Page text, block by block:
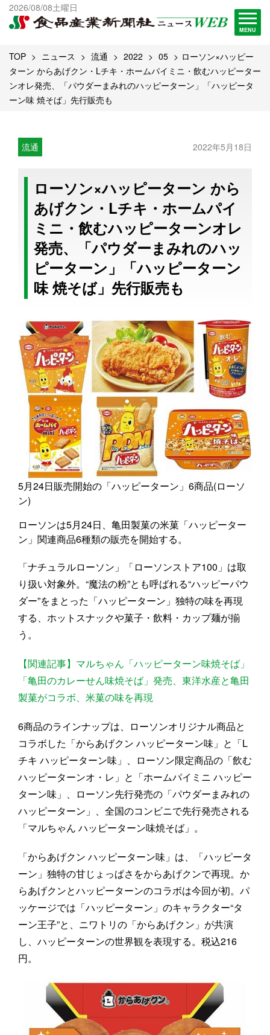
2026/08/08土曜日
MENU
出版物一覧へ
試読・購読申し込み
TOP ニュース 流通 2022 05
ローソン×ハッピー
ターン からあげクン・Lチキ・ホームパイミニ・飲むハッピーター
ンオレ発売、「パウダーまみれのハッピーターン」「ハッピータ
ーン味 焼そば」先行販売も
流通 2022年5月18日
ローソン×ハッピーターン から
あげクン・Lチキ・ホームパイ
ミニ・飲むハッピーターンオレ
発売、「パウダーまみれのハッ
ピーターン」「ハッピーターン
味 焼そば」先行販売も
5月24日販売開始の「ハッピーターン」6商品(ローソ
ン)
ローソンは5月24日、亀田製菓の米菓「ハッピーター
ン」関連商品6種類の販売を開始する。
「ナチュラルローソン」「ローソンストア100」は取
り扱い対象外。“魔法の粉”とも呼ばれる“ハッピーパウ
ダー”をまとった「ハッピーターン」独特の味を再現
する、ホットスナックや菓子・飲料・カップ麺が揃
う。
【関連記事】マルちゃん「ハッピーターン味焼そば」
「亀田のカレーせん味焼そば」発売、東洋水産と亀田
製菓がコラボ、米菓の味を再現
6商品のラインナップは、ローソンオリジナル商品と
コラボした「からあげクン ハッピーターン味」と「L
チキ ハッピーターン味」、ローソン限定商品の「飲む
ハッピーターンオ・レ」と「ホームパイミニ ハッピー
ターン味」、ローソン先行発売の「パウダーまみれの
ハッピーターン」、全国のコンビニで先行発売される
「マルちゃん ハッピーターン味焼そば」。
「からあげクン ハッピーターン味」は、「ハッピータ
ーン」独特の甘じょっぱさをからあげクンで再現。か
らあげクンとハッピーターンのコラボは今回が初。パ
ッケージでは「ハッピーターン」のキャラクター“タ
ーン王子”と、ニワトリの「からあげクン」が共演
し、ハッピーターンの世界観を表現する。税込216
円。